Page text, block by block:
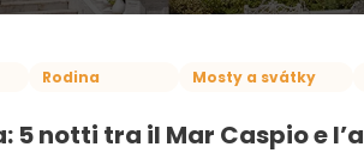
Rodina Mosty a svátky
5 notti tra il Mar Caspio e